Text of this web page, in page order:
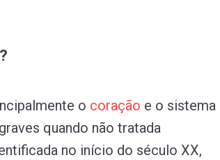
o coração e o sistema
quando não tratada
no início do século XX,